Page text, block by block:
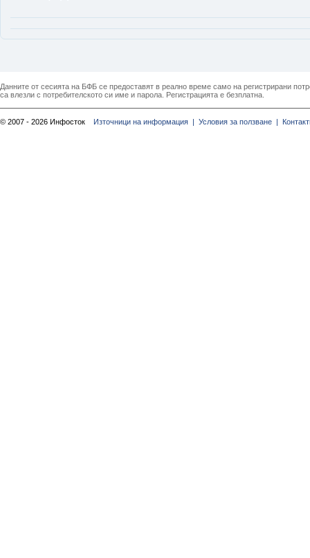
Данните от сесията на БФБ се предоставят в реално време само на регистрирани
са влезли с потребителското си име и парола. Регистрацията е безплатна.
© 2007 - 2026 Инфосток Източници на информация | Условия за ползване |